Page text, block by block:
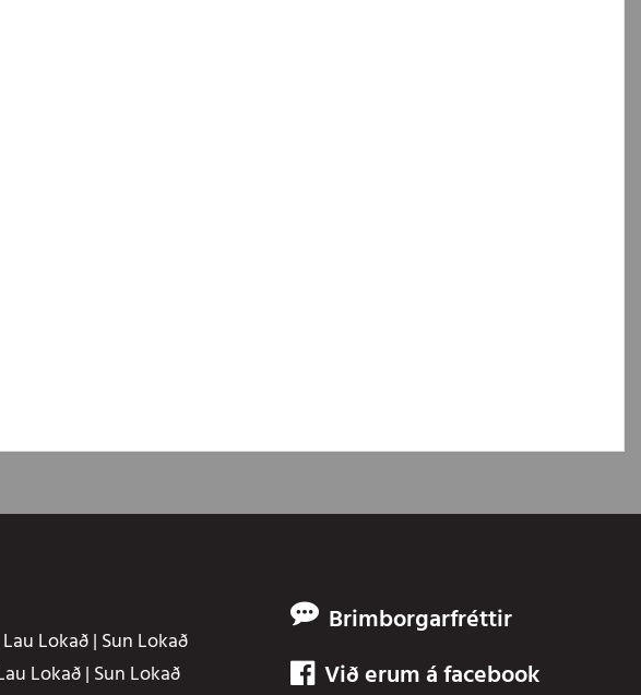
Lau Lokað | Sun Lokað
Lokað | Sun Lokað
Brimborgarfréttir
Við erum á facebook